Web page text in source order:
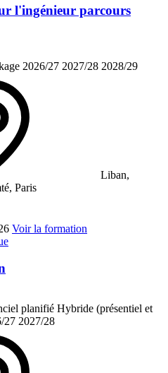
l'ingénieur parcours
2026/27 2027/28 2028/29
Liban,
Paris
Voir la formation
planifié Hybride (présentiel et
27 2027/28